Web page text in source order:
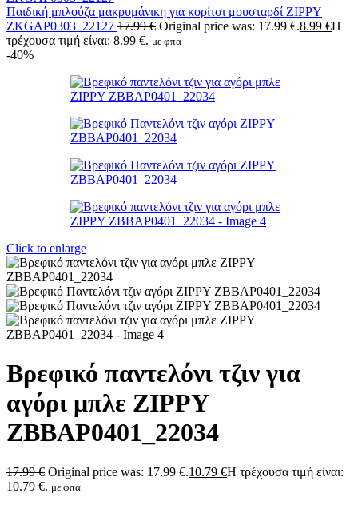
Παιδική μπλούζα μακρυμάνικη για κορίτσι μουσταρδί ZIPPY
ZKGAP0303_22127 17.99€ Original price was: 17.99 €.8.99 €Η
τρέχουσα τιμή είναι: 8.99 €. με φπα
-40%
Click to enlarge
Βρεφικό παντελόνι τζιν για
αγόρι μπλε ZIPPY
ZBBAP0401_22034
17.99€ Original price was: 17.99 €.10.79 €Η τρέχουσα τιμή είναι:
10.79 €. με φπα